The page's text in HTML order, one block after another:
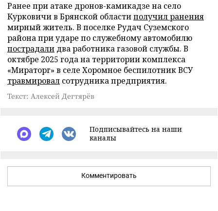
Ранее при атаке дронов-камикадзе на село
Курковичи в Брянской областиполучил ранения
мирный житель. В поселке Рудач Суземского
района при ударе по служебному автомобилю
пострадали два работника газовой службы. В
октябре 2025 года на территории комплекса
«Мираторг» в селе Хоромное беспилотник ВСУ
травмировал сотрудника предприятия.
Текст: Алексей Дегтярёв
Подписывайтесь на наши
каналы
Комментировать